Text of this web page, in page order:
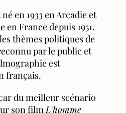
en 1933 en Arcadie et
France depuis 1951.
thèmes politiques de
par le public et
est
français.
du meilleur scénario
son filmL'homme